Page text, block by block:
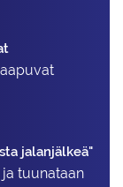
jalanjälkeä"
tuunataan